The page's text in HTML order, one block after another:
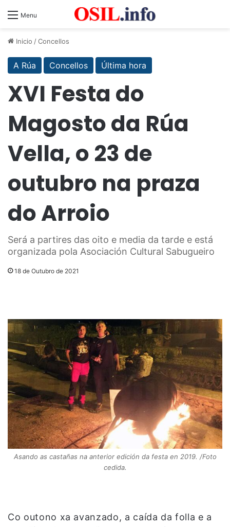
Menu
Inicio /Concellos
A Rúa Concellos Última hora
XVI Festa do
Magosto da Rúa
Vella, o 23 de
outubro na praza
do Arroio
Será a partires das oito e media da tarde e está
organizada pola Asociación Cultural Sabugueiro
18 de Outubro de 2021
Asando as castañas na anterior edición da festa en 2019. /Foto
cedida.
Co outono xa avanzado, a caída da folla e a